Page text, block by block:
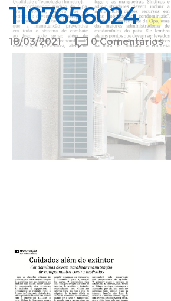
1107656024
18/03/2021 0 Comentários